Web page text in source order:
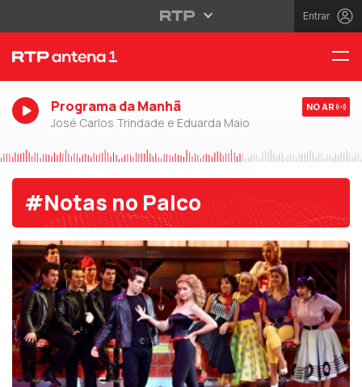
Entrar
Programa da Manhã
José Carlos Trindade e Eduarda Maio
NO AR
#Notas no Palco